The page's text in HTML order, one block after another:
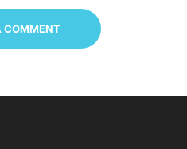
COMMENT